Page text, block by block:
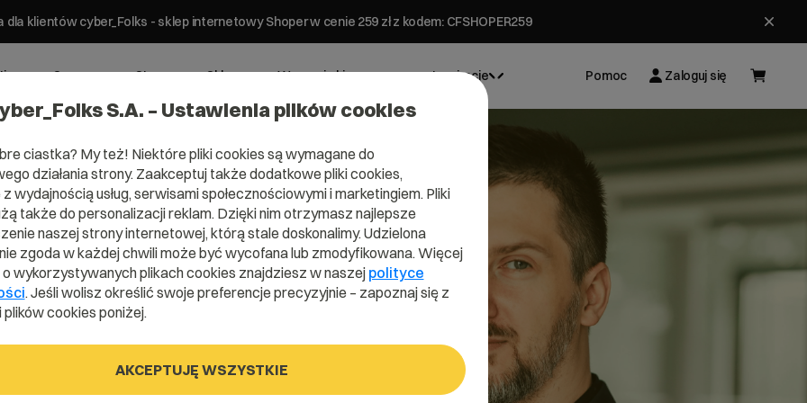
klientów cyber_Folks - sklep internetowy Shoper w cenie 259 zł z kodem: CFSHOPER259
Serwery Strony Sklepy Wsparcie biznesowe Inspiracje Pomoc Zaloguj się
–
S.A. – Ustawienia plików cookies
ciastka? My też! Niektóre pliki cookies są wymagane do
działania strony. Zaakceptuj także dodatkowe pliki cookies,
wydajnością usług, serwisami społecznościowymi i marketingiem. Pliki
także do personalizacji reklam. Dzięki nim otrzymasz najlepsze
naszej strony internetowej, którą stale doskonalimy. Udzielona
zgoda w każdej chwili może być wycofana lub zmodyfikowana. Więcej
wykorzystywanych plikach cookies znajdziesz w naszej polityce
. Jeśli wolisz określić swoje preferencje precyzyjnie – zapoznaj się z
cookies poniżej.
AKCEPTUJĘ WSZYSTKIE